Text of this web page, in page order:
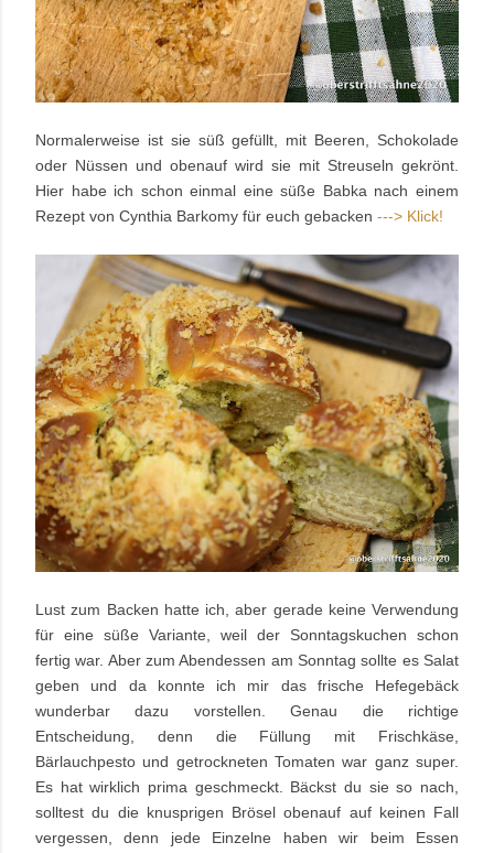
Normalerweise ist sie süß gefüllt, mit Beeren, Schokolade
oder Nüssen und obenauf wird sie mit Streuseln gekrönt.
Hier habe ich schon einmal eine süße Babka nach einem
Rezept von Cynthia Barkomy für euch gebacken ---> Klick!
Lust zum Backen hatte ich, aber gerade keine Verwendung
für eine süße Variante, weil der Sonntagskuchen schon
fertig war. Aber zum Abendessen am Sonntag sollte es Salat
geben und da konnte ich mir das frische Hefegebäck
wunderbar dazu vorstellen. Genau die richtige
Entscheidung, denn die Füllung mit Frischkäse,
Bärlauchpesto und getrockneten Tomaten war ganz super.
Es hat wirklich prima geschmeckt. Bäckst du sie so nach,
solltest du die knusprigen Brösel obenauf auf keinen Fall
vergessen, denn jede Einzelne haben wir beim Essen